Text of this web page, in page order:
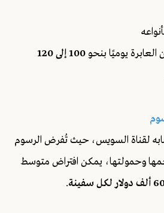
يوميًا بنحو
100 إلى 120
لقناة السويس، حيث تُفرض الرسوم
وحمولتها، يمكن افتراض متوسط
دولار لكل سفينة .